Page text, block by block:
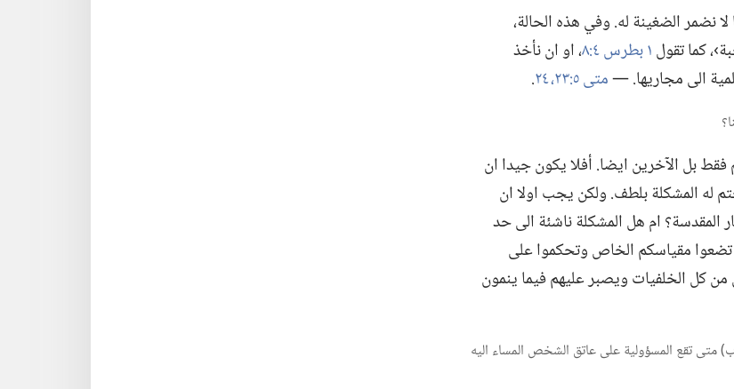
نضمر الضغينة له.‏ وفي هذه الحالة،‏
كما تقول١ بطرس ٤:‏٨
‏،‏ او ان نأخذ
الى مجاريها.‏ —‏متى ٥:‏​٢٣،‏ ٢٤ ‏.‏
فقط بل الآخرين ايضا.‏ أفلا يكون جيدا ان
له المشكلة بلطف.‏ ولكن يجب اولا ان
المقدسة؟‏ ام هل المشكلة ناشئة الى حد
تضعوا مقياسكم الخاص وتحكموا على
كل الخلفيات ويصبر عليهم فيما ينمون
متى تقع المسؤولية على عاتق الشخص المساء اليه